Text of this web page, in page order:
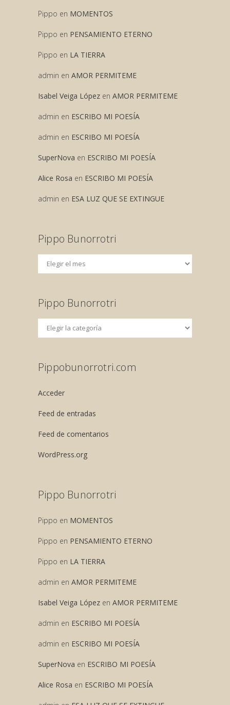
Pippo en MOMENTOS
Pippo en PENSAMIENTO ETERNO
Pippo en LA TIERRA
admin en AMOR PERMITEME
Isabel Veiga López en AMOR PERMITEME
admin en ESCRIBO MI POESÍA
admin en ESCRIBO MI POESÍA
SuperNova en ESCRIBO MI POESÍA
Alice Rosa en ESCRIBO MI POESÍA
admin en ESA LUZ QUE SE EXTINGUE
Pippo Bunorrotri
Pippo Bunorrotri
Pippobunorrotri.com
Acceder
Feed de entradas
Feed de comentarios
WordPress.org
Pippo Bunorrotri
Pippo en MOMENTOS
Pippo en PENSAMIENTO ETERNO
Pippo en LA TIERRA
admin en AMOR PERMITEME
Isabel Veiga López en AMOR PERMITEME
admin en ESCRIBO MI POESÍA
admin en ESCRIBO MI POESÍA
SuperNova en ESCRIBO MI POESÍA
Alice Rosa en ESCRIBO MI POESÍA